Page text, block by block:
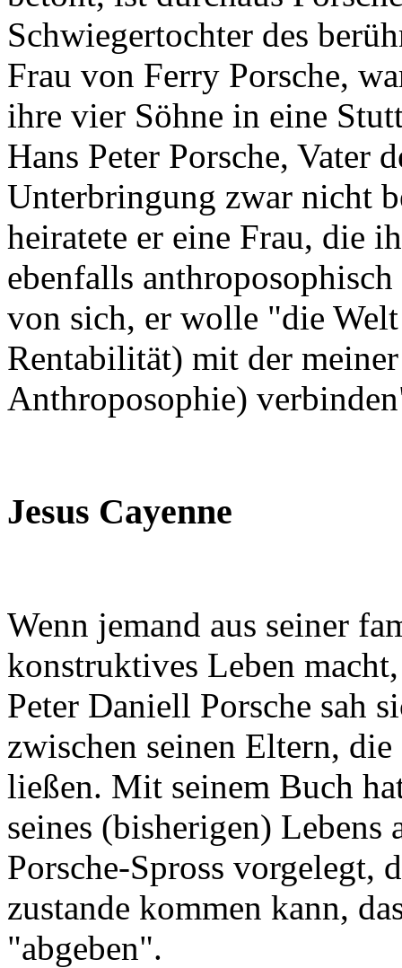
Schwiegertochter des
Frau von Ferry Porsche,
ihre vier Söhne in eine
Hans Peter Porsche, Vater
Unterbringung zwar nicht
heiratete er eine Frau, die
ebenfalls
von sich, er wolle "die
Rentabilität) mit der
Anthroposophie)
Jesus Cayenne
Wenn jemand aus seiner
konstruktives Leben
Peter Daniell Porsche sah
zwischen seinen Eltern,
ließen. Mit seinem Buch
seines (bisherigen) Lebens
Porsche-Spross vorgelegt,
zustande kommen kann,
"abgeben".